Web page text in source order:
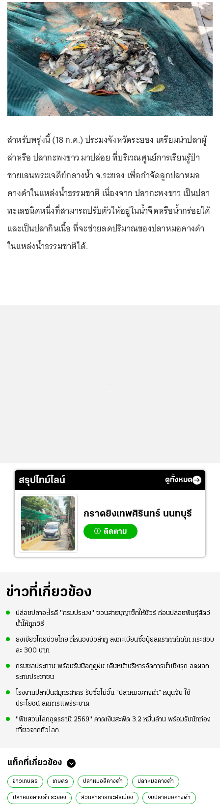
สำหรับพรุ่งนี้ (18 ก.ค.) ประมงจังหวัดระยอง เตรียมนำปลาผู้
ล่าหรือ ปลากะพงขาว มาปล่อย ที่บริเวณศูนย์การเรียนรู้ป่า
ชายเลนพระเจดีย์กลางน้ำ จ.ระยอง เพื่อกำจัดลูกปลาหมอ
คางดำในแหล่งน้ำธรรมชาติ เนื่องจาก ปลากะพงขาว เป็นปลา
ทะเลชนิดหนึ่งที่สามารถปรับตัวให้อยู่ในน้ำจืดหรือน้ำกร่อยได้
และเป็นปลากินเนื้อ ที่จะช่วยลดปริมาณของปลาหมอคางดำ
ในแหล่งน้ำธรรมชาติได้.
สรุปไทม์ไลน์ ดูทั้งหมด
กราดยิงเทพศิรินทร์ นนทบุรี
ติดตาม
ข่าวที่เกี่ยวข้อง
ปล่อยปลาอะไรดี "กรมประมง" ชวนสายบุญเช็กให้ชัวร์ ก่อนปล่อยพันธุ์สัตว์
น้ำให้ถูกวิธี
ธงเขียวไทยช่วยไทย ที่หนองบัวลำภู ลงทะเบียนซื้อปุ๋ยลดราคาคึกคัก กระสอบ
ละ 300 บาท
กรมชลประทาน พร้อมรับมือฤดูฝน เดินหน้าบริหารจัดการน้ำเชิงรุก ลดผลก
ระทบประชาชน
โรงงานปลาป่นสมุทรสาคร รับซื้อไม่อั้น “ปลาหมอคางดำ” หนุนจับ ใช้
ประโยชน์ ลดการแพร่ระบาด
"พืชสวนโลกอุดรธานี 2569" คาดเงินสะพัด 3.2 หมื่นล้าน พร้อมรับนักท่อง
เที่ยวจากทั่วโลก
แท็กที่เกี่ยวข้อง
ข่าวเกษตร เกษตร ปลาหมอสีคางดำ ปลาหมอคางดํา
ปลาหมอคางดำ ระยอง สวนสาธารณะศรีเมือง จับปลาหมอคางดำ